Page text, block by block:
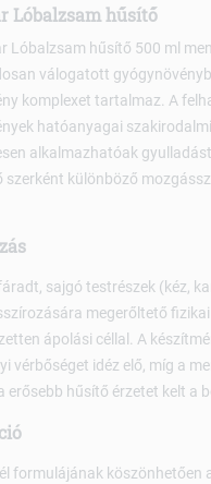
Lóbalzsam hűsítő
Lóbalzsam hűsítő 500 ml
válogatott
komplexet tartalmaz. A
hatóanyagai
alkalmazhatóak
szerként különböző
sajgó testrészek (kéz,
megerőltető
ápolási céllal. A
vérbőséget idéz elő, míg a
erősebb hűsítő érzetet kelt a
formulájának köszönhetően